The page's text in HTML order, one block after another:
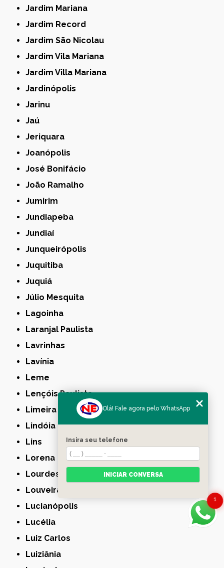
Jardim Mariana
Jardim Record
Jardim São Nicolau
Jardim Vila Mariana
Jardim Villa Mariana
Jardinópolis
Jarinu
Jaú
Jeriquara
Joanópolis
José Bonifácio
João Ramalho
Jumirim
Jundiapeba
Jundiaí
Junqueirópolis
Juquitiba
Juquiá
Júlio Mesquita
Lagoinha
Laranjal Paulista
Lavrinhas
Lavínia
Leme
Lençóis Paulista
Limeira
Lindóia
Lins
Lorena
Lourdes
Louveira
Lucianópolis
Lucélia
Luiz Carlos
Luiziânia
1
Olá! Fale agora pelo WhatsApp
Insira seu telefone
INICIAR CONVERSA